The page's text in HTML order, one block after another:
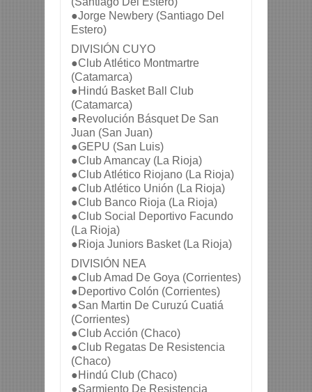
●Jorge Newbery (Santiago Del
Estero)
DIVISIÓN CUYO
●Club Atlético Montmartre
(Catamarca)
●Hindú Basket Ball Club
(Catamarca)
●Revolución Básquet De San
Juan (San Juan)
●GEPU (San Luis)
●Club Amancay (La Rioja)
●Club Atlético Riojano (La Rioja)
●Club Atlético Unión (La Rioja)
●Club Banco Rioja (La Rioja)
●Club Social Deportivo Facundo
(La Rioja)
●Rioja Juniors Basket (La Rioja)
DIVISIÓN NEA
●Club Amad De Goya (Corrientes)
●Deportivo Colón (Corrientes)
●San Martin De Curuzú Cuatiá
(Corrientes)
●Club Acción (Chaco)
●Club Regatas De Resistencia
(Chaco)
●Hindú Club (Chaco)
●Sarmiento De Resistencia